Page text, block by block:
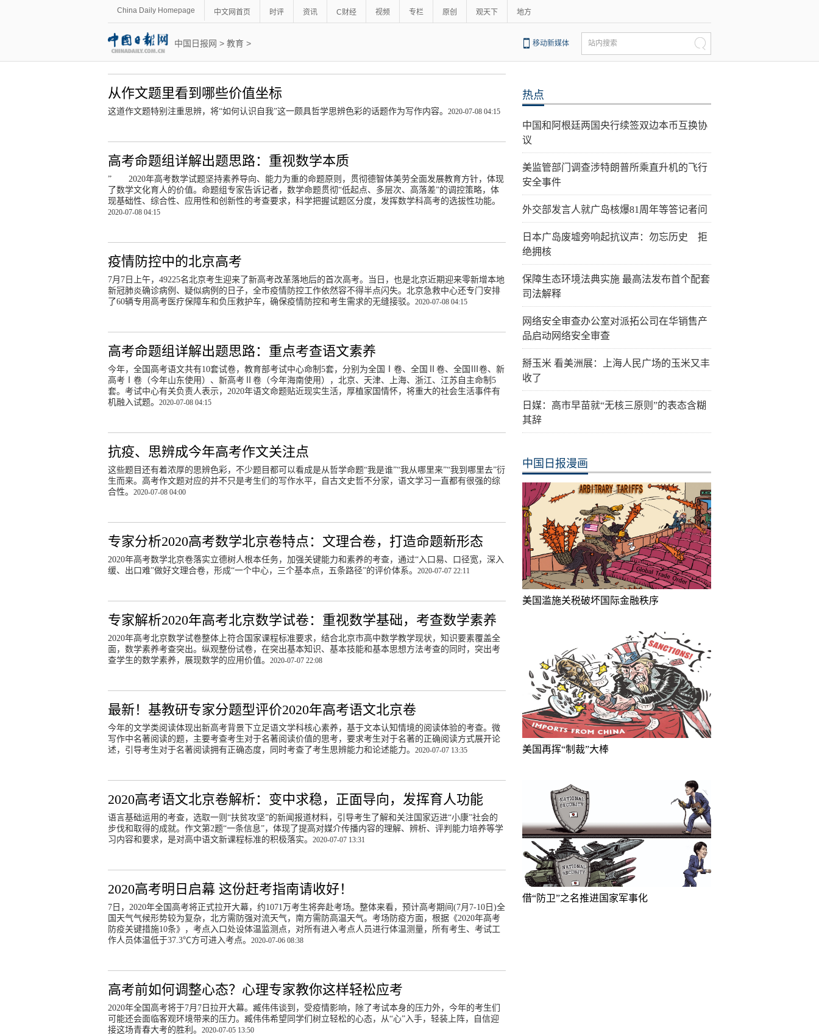
China Daily Homepage 中文网首页 时评 资讯 C财经 视频 专栏 原创 观天下 地方
中国日报网 > 教育> 移动新媒体 站内搜索
从作文题里看到哪些价值坐标
这道作文题特别注重思辨，将“如何认识自我”这一颇具哲学思辨色彩的话题作为写作内容。 2020-07-08 04:15
高考命题组详解出题思路：重视数学本质
” 2020年高考数学试题坚持素养导向、能力为重的命题原则，贯彻德智体美劳全面发展教育方针，体现
了数学文化育人的价值。命题组专家告诉记者，数学命题贯彻“低起点、多层次、高落差”的调控策略，体
现基础性、综合性、应用性和创新性的考查要求，科学把握试题区分度，发挥数学科高考的选拔性功能。
2020-07-08 04:15
疫情防控中的北京高考
7月7日上午，49225名北京考生迎来了新高考改革落地后的首次高考。当日，也是北京近期迎来零新增本地
新冠肺炎确诊病例、疑似病例的日子，全市疫情防控工作依然容不得半点闪失。北京急救中心还专门安排
了60辆专用高考医疗保障车和负压救护车，确保疫情防控和考生需求的无缝接驳。 2020-07-08 04:15
高考命题组详解出题思路：重点考查语文素养
今年，全国高考语文共有10套试卷，教育部考试中心命制5套，分别为全国Ⅰ卷、全国Ⅱ卷、全国Ⅲ卷、新
高考Ⅰ卷（今年山东使用）、新高考Ⅱ卷（今年海南使用），北京、天津、上海、浙江、江苏自主命制5
套。考试中心有关负责人表示，2020年语文命题贴近现实生活，厚植家国情怀，将重大的社会生活事件有
机融入试题。 2020-07-08 04:15
抗疫、思辨成今年高考作文关注点
这些题目还有着浓厚的思辨色彩，不少题目都可以看成是从哲学命题“我是谁”“我从哪里来”“我到哪里去”衍
生而来。高考作文题对应的并不只是考生们的写作水平，自古文史哲不分家，语文学习一直都有很强的综
合性。 2020-07-08 04:00
专家分析2020高考数学北京卷特点：文理合卷，打造命题新形态
2020年高考数学北京卷落实立德树人根本任务，加强关键能力和素养的考查，通过“入口易、口径宽，深入
缓、出口难”做好文理合卷，形成“一个中心，三个基本点，五条路径”的评价体系。 2020-07-07 22:11
专家解析2020年高考北京数学试卷：重视数学基础，考查数学素养
2020年高考北京数学试卷整体上符合国家课程标准要求，结合北京市高中数学教学现状，知识要素覆盖全
面，数学素养考查突出。纵观整份试卷，在突出基本知识、基本技能和基本思想方法考查的同时，突出考
查学生的数学素养，展现数学的应用价值。 2020-07-07 22:08
最新！基教研专家分题型评价2020年高考语文北京卷
今年的文学类阅读体现出新高考背景下立足语文学科核心素养，基于文本认知情境的阅读体验的考查。微
写作中名著阅读的题，主要考查考生对于名著阅读价值的思考，要求考生对于名著的正确阅读方式展开论
述，引导考生对于名著阅读拥有正确态度，同时考查了考生思辨能力和论述能力。 2020-07-07 13:35
2020高考语文北京卷解析：变中求稳，正面导向，发挥育人功能
语言基础运用的考查，选取一则“扶贫攻坚”的新闻报道材料，引导考生了解和关注国家迈进“小康”社会的
步伐和取得的成就。作文第2题“一条信息”，体现了提高对媒介传播内容的理解、辨析、评判能力培养等学
习内容和要求，是对高中语文新课程标准的积极落实。 2020-07-07 13:31
2020高考明日启幕 这份赶考指南请收好！
7日，2020年全国高考将正式拉开大幕，约1071万考生将奔赴考场。整体来看，预计高考期间(7月7-10日)全
国天气气候形势较为复杂，北方需防强对流天气，南方需防高温天气。考场防疫方面，根据《2020年高考
防疫关键措施10条》，考点入口处设体温监测点，对所有进入考点人员进行体温测量，所有考生、考试工
作人员体温低于37.3℃方可进入考点。 2020-07-06 08:38
高考前如何调整心态？心理专家教你这样轻松应考
2020年全国高考将于7月7日拉开大幕。臧伟伟谈到，受疫情影响，除了考试本身的压力外，今年的考生们
可能还会面临客观环境带来的压力。臧伟伟希望同学们树立轻松的心态，从“心”入手，轻装上阵，自信迎
接这场青春大考的胜利。 2020-07-05 13:50
热点
中国和阿根廷两国央行续签双边本币互换协
议
美监管部门调查涉特朗普所乘直升机的飞行
安全事件
外交部发言人就广岛核爆81周年等答记者问
日本广岛废墟旁响起抗议声：勿忘历史 拒
绝拥核
保障生态环境法典实施 最高法发布首个配套
司法解释
网络安全审查办公室对派拓公司在华销售产
品启动网络安全审查
掰玉米 看美洲展：上海人民广场的玉米又丰
收了
日媒：高市早苗就“无核三原则”的表态含糊
其辞
中国日报漫画
美国滥施关税破坏国际金融秩序
美国再挥“制裁”大棒
借“防卫”之名推进国家军事化